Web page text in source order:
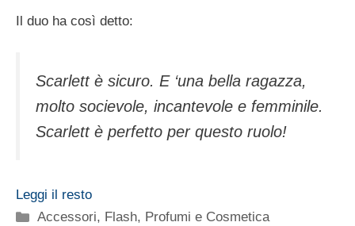
Il duo ha così detto:
Scarlett è sicuro. E ‘una bella ragazza,
molto socievole, incantevole e femminile.
Scarlett è perfetto per questo ruolo!
Leggi il resto
Categorie
Accessori, Flash, Profumi e Cosmetica